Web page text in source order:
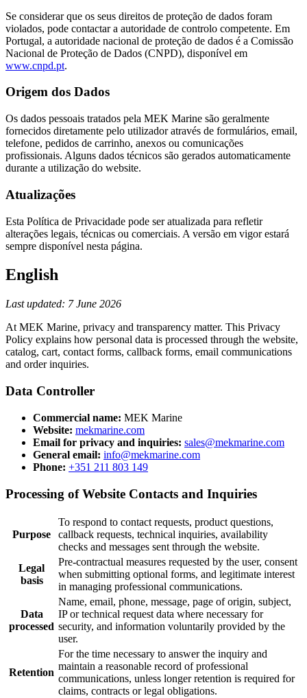
Se considerar que os seus direitos de proteção de dados foram
violados, pode contactar a autoridade de controlo competente. Em
Portugal, a autoridade nacional de proteção de dados é a Comissão
Nacional de Proteção de Dados (CNPD), disponível em
www.cnpd.pt.
Origem dos Dados
Os dados pessoais tratados pela MEK Marine são geralmente
fornecidos diretamente pelo utilizador através de formulários, email,
telefone, pedidos de carrinho, anexos ou comunicações
profissionais. Alguns dados técnicos são gerados automaticamente
durante a utilização do website.
Atualizações
Esta Política de Privacidade pode ser atualizada para refletir
alterações legais, técnicas ou comerciais. A versão em vigor estará
sempre disponível nesta página.
English
Last updated: 7 June 2026
At MEK Marine, privacy and transparency matter. This Privacy
Policy explains how personal data is processed through the website,
catalog, cart, contact forms, callback forms, email communications
and order inquiries.
Data Controller
Commercial name: MEK Marine
Website: mekmarine.com
Email for privacy and inquiries: sales@mekmarine.com
General email: info@mekmarine.com
Phone: +351 211 803 149
Processing of Website Contacts and Inquiries
Purpose
To respond to contact requests, product questions,
callback requests, technical inquiries, availability
checks and messages sent through the website.
Legal
basis
Pre-contractual measures requested by the user, consent
when submitting optional forms, and legitimate interest
in managing professional communications.
Data
processed
Name, email, phone, message, page of origin, subject,
IP or technical request data where necessary for
security, and information voluntarily provided by the
user.
Retention
For the time necessary to answer the inquiry and
maintain a reasonable record of professional
communications, unless longer retention is required for
claims, contracts or legal obligations.